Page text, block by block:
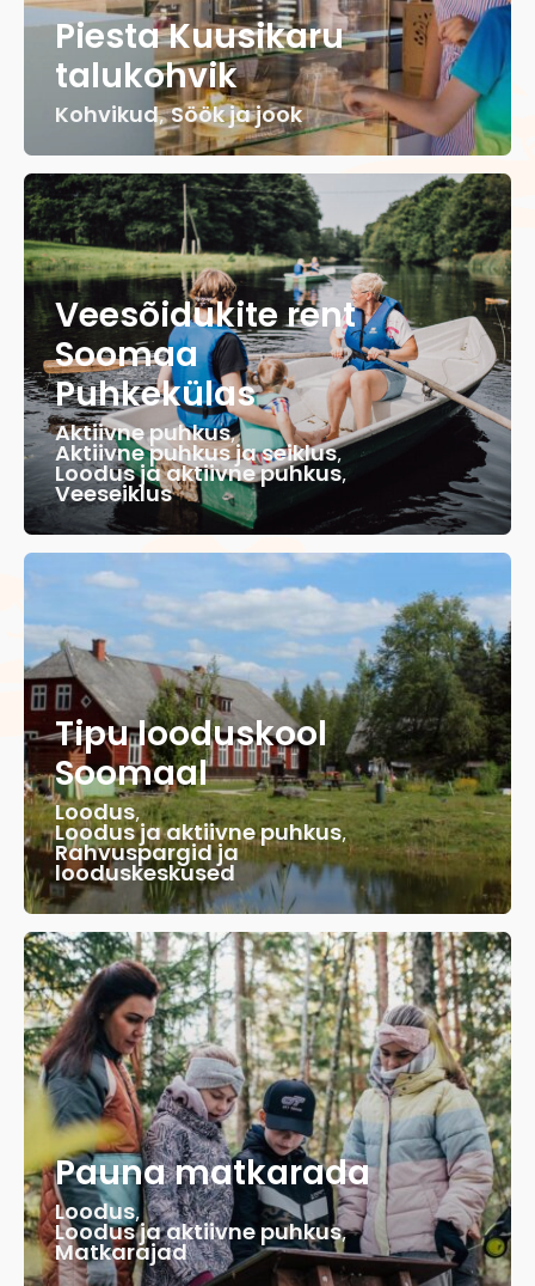
Piesta Kuusikaru
talukohvik
Kohvikud,Söök ja jook
Veesõidukite rent
Soomaa
Puhkekülas
Aktiivne puhkus,
Aktiivne puhkus ja seiklus,
Loodus ja aktiivne puhkus,
Veeseiklus
Tipu looduskool
Soomaal
Loodus,
Loodus ja aktiivne puhkus,
Rahvuspargid ja
looduskeskused
Pauna matkarada
Loodus,
Loodus ja aktiivne puhkus,
Matkarajad